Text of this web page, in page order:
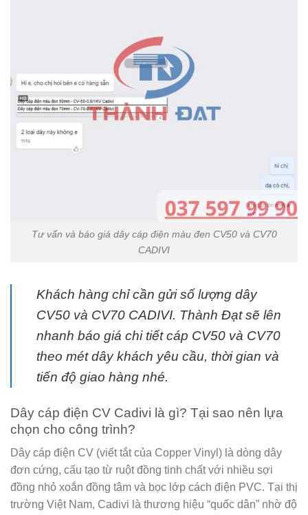
Tư vấn và báo giá dây cáp điện màu đen CV50 và CV70
CADIVI
Khách hàng chỉ cần gửi số lượng dây
CV50 và CV70 CADIVI. Thành Đạt sẽ lên
nhanh báo giá chi tiết cáp CV50 và CV70
theo mét dây khách yêu cầu, thời gian và
tiến độ giao hàng nhé.
Dây cáp điện CV Cadivi là gì? Tại sao nên lựa
chọn cho công trình?
Dây cáp điện CV (viết tắt của Copper Vinyl) là dòng dây
đơn cứng, cấu tạo từ ruột đồng tinh chất với nhiều sợi
đồng nhỏ xoắn đồng tâm và bọc lớp cách điện PVC. Tại thị
trường Việt Nam, Cadivi là thương hiệu “quốc dân” nhờ độ